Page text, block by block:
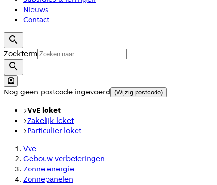
Nieuws
Contact
Zoekterm
Nog geen postcode ingevoerd (Wijzig postcode)
VvE loket
Zakelijk loket
Particulier loket
Vve
Gebouw verbeteringen
Zonne energie
Zonnepanelen